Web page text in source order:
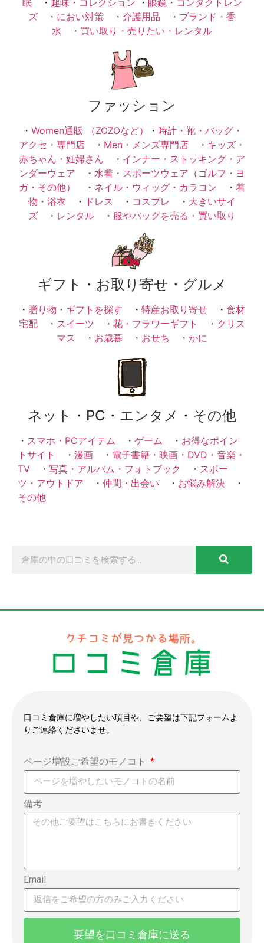
眠・ 趣味・コレクション ・ 眼鏡・コンタクトレン
ズ ・ におい対策 ・ 介護用品 ・ ブランド・香
水 ・ 買い取り・売りたい・レンタル
ファッション
・ Women通販 （ZOZOなど） ・ 時計・靴・バッグ・
アクセ・専門店 ・ Men・メンズ専門店 ・ キッズ・
赤ちゃん・妊婦さん ・ インナー・ストッキング・ア
ンダーウェア ・ 水着・スポーツウェア（ゴルフ・ヨ
ガ・その他）
・ ネイル・ウィッグ・カラコン ・ 着
物・浴衣 ・ ドレス ・ コスプレ ・ 大きいサイ
ズ ・ レンタル ・ 服やバッグを売る・買い取り
ギフト・お取り寄せ・グルメ
・ 贈り物・ギフトを探す ・ 特産お取り寄せ ・ 食材
宅配 ・ スイーツ ・ 花・フラワーギフト ・ クリス
マス ・ お歳暮 ・ おせち ・ かに
ネット・PC・エンタメ・その他
・ スマホ・PCアイテム ・ ゲーム ・ お得なポイン
トサイト
・ 漫画 ・ 電子書籍・映画・DVD・音楽・
TV ・ 写真・アルバム・フォトブック ・ スポー
ツ・アウトドア ・ 仲間・出会い ・ お悩み解決 ・
その他
口コミ倉庫に増やしたい項目や、ご要望は下記フォームよ
りご連絡くださいませ。
ページ増設ご希望のモノコト
備考
Email
要望を口コミ倉庫に送る